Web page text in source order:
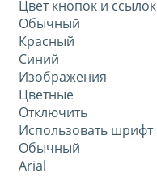
Цвет кнопок и ссылок
Обычный
Красный
Синий
Изображения
Цветные
Отключить
Использовать шрифт
Обычный
Arial